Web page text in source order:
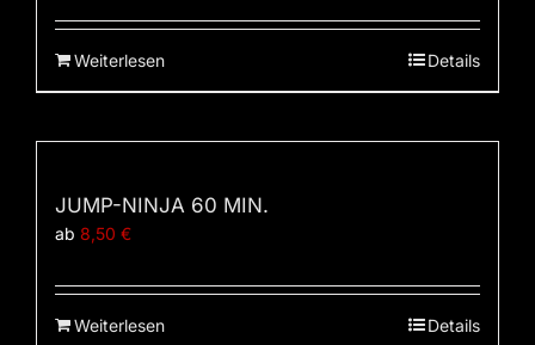
Weiterlesen Details
JUMP-NINJA 60 MIN.
ab 8,50 €
Weiterlesen Details